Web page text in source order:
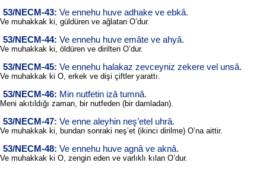
53/NECM-43: Ve ennehu huve adhake ve ebkâ.
Ve muhakkak ki, güldüren ve ağlatan O’dur.
53/NECM-44: Ve ennehu huve emâte ve ahyâ.
Ve muhakkak ki, öldüren ve dirilten O’dur.
53/NECM-45: Ve ennehu halakaz zevceyniz zekere vel unsâ.
Ve muhakkak ki O, erkek ve dişi çiftler yarattı.
53/NECM-46: Min nutfetin izâ tumnâ.
Meni akıtıldığı zaman, bir nutfeden (bir damladan).
53/NECM-47: Ve enne aleyhin neş’etel uhrâ.
Ve muhakkak ki, bundan sonraki neş’et (ikinci dirilme) O’na aittir.
53/NECM-48: Ve ennehu huve agnâ ve aknâ.
Ve muhakkak ki O, zengin eden ve varlıklı kılan O’dur.